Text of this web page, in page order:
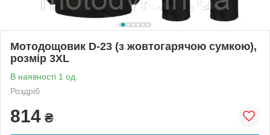
Мотодощовик D-23 (з жовтогарячою сумкою),
розмір 3XL
В наявності 1 од.
Роздріб
814 ₴